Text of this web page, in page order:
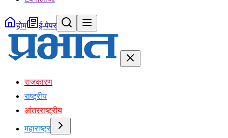
होम ई-पेपर
राजकारण
राष्ट्रीय
आंतरराष्ट्रीय
महाराष्ट्र